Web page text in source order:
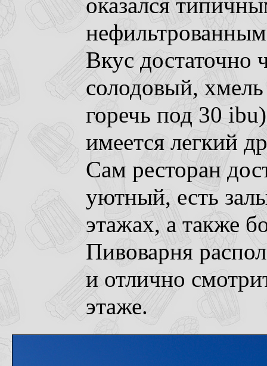
оказался
Вкус достаточно
солодовый,
горечь под 30
имеется легкий
Сам ресторан
уютный, есть
этажах, а также
Пивоварня
и отлично
этаже.